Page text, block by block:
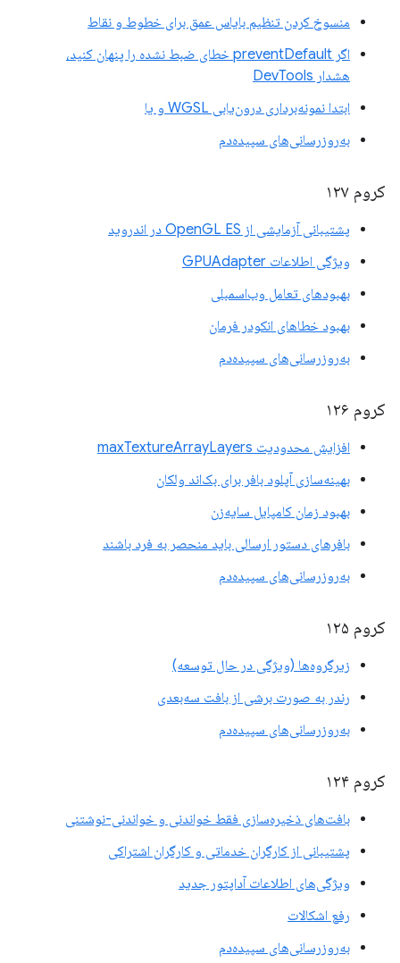
منسوخ کردن تنظیم بایاس عمق برای خطوط و نقاط
اگر preventDefault خطای ضبط نشده را پنهان کنید،
هشدار DevTools
ابتدا نمونه‌برداری درون‌یابی WGSL و یا
به‌روزرسانی‌های سپیده‌دم
کروم ۱۲۷
پشتیبانی آزمایشی از OpenGL ES در اندروید
ویژگی اطلاعات GPUAdapter
بهبودهای تعامل وب‌اسمبلی
بهبود خطاهای انکودر فرمان
به‌روزرسانی‌های سپیده‌دم
کروم ۱۲۶
افزایش محدودیت maxTextureArrayLayers
بهینه‌سازی آپلود بافر برای بک‌اند ولکان
بهبود زمان کامپایل سایه‌زن
بافرهای دستور ارسالی باید منحصر به فرد باشند
به‌روزرسانی‌های سپیده‌دم
کروم ۱۲۵
زیرگروه‌ها (ویژگی در حال توسعه)
رندر به صورت برشی از بافت سه‌بعدی
به‌روزرسانی‌های سپیده‌دم
کروم ۱۲۴
بافت‌های ذخیره‌سازی فقط خواندنی و خواندنی-نوشتنی
پشتیبانی از کارگران خدماتی و کارگران اشتراکی
ویژگی‌های اطلاعات آداپتور جدید
رفع اشکالات
به‌روزرسانی‌های سپیده‌دم